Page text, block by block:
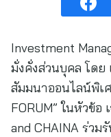
Investment
มั่งคั่งส่วนบุคล โดย
สัมมนาออนไลน์พิเศ
FORUM” ในหัวข้อ
and CHAINA ร่วม